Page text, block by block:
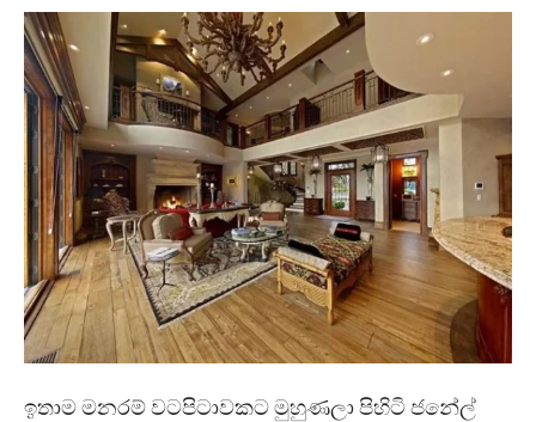
ඉතාම මනරම් වටපිටාවකට මුහුණලා පිහිටි ජනේල්